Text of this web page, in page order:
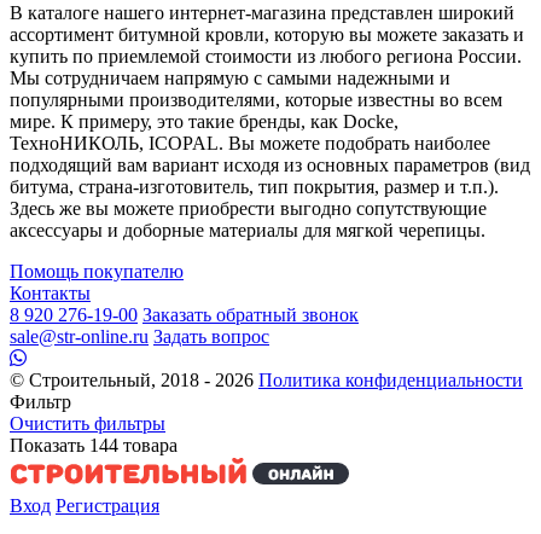
В каталоге нашего интернет-магазина представлен широкий
ассортимент битумной кровли, которую вы можете заказать и
купить по приемлемой стоимости из любого региона России.
Мы сотрудничаем напрямую с самыми надежными и
популярными производителями, которые известны во всем
мире. К примеру, это такие бренды, как Docke,
ТехноНИКОЛЬ, ICOPAL. Вы можете подобрать наиболее
подходящий вам вариант исходя из основных параметров (вид
битума, страна-изготовитель, тип покрытия, размер и т.п.).
Здесь же вы можете приобрести выгодно сопутствующие
аксессуары и доборные материалы для мягкой черепицы.
Помощь покупателю
Контакты
8 920 276-19-00 Заказать обратный звонок
sale@str-online.ru Задать вопрос
© Строительный, 2018 - 2026 Политика конфиденциальности
Фильтр
Очистить фильтры
Показать 144 товара
Вход Регистрация